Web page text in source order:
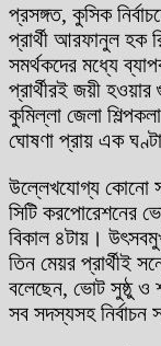
প্রসঙ্গত, কুসিক
প্রার্থী আরফানুল হক
সমর্থকদের মধ্যে
প্রার্থীরই জয়ী
কুমিল্লা জেলা
ঘোষণা প্রায় এক
উল্লেখযোগ্য কোনো
সিটি করপোরেশনের
বিকাল ৪টায়।
তিন মেয়র প্রার্থীই
বলেছেন, ভোট সুষ্ঠু ও
সব সদস্যসহ নির্বাচন